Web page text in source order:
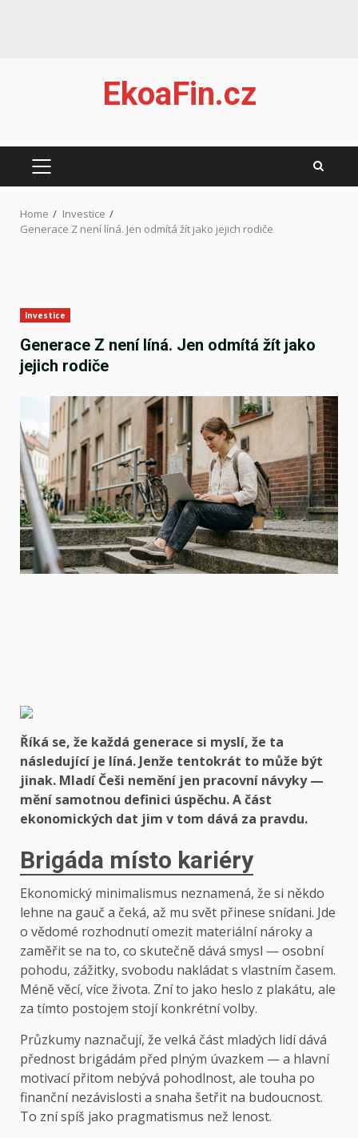
EkoaFin.cz
PRIMARY
Home
Investice
Generace Z není líná. Jen odmítá žít jako jejich rodiče
Investice
Generace Z není líná. Jen odmítá žít jako
jejich rodiče
Říká se, že každá generace si myslí, že ta
následující je líná. Jenže tentokrát to může být
jinak. Mladí Češi nemění jen pracovní návyky —
mění samotnou definici úspěchu. A část
ekonomických dat jim v tom dává za pravdu.
Brigáda místo kariéry
Ekonomický minimalismus neznamená, že si někdo
lehne na gauč a čeká, až mu svět přinese snídani. Jde
o vědomé rozhodnutí omezit materiální nároky a
zaměřit se na to, co skutečně dává smysl — osobní
pohodu, zážitky, svobodu nakládat s vlastním časem.
Méně věcí, více života. Zní to jako heslo z plakátu, ale
za tímto postojem stojí konkrétní volby.
Průzkumy naznačují, že velká část mladých lidí dává
přednost brigádám před plným úvazkem — a hlavní
motivací přitom nebývá pohodlnost, ale touha po
finanční nezávislosti a snaha šetřit na budoucnost.
To zní spíš jako pragmatismus než lenost.